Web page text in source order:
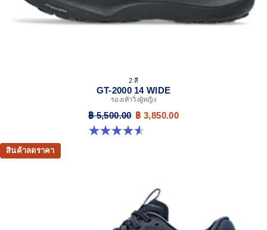
Softer, updated version of our GEL™ technology.
Approximately 65% softer vs standard GEL™ technology.
OrthoLite™ X-30 sockliner
Sockliner that provides cushioning performance and
moisture management for a cooler, dryer environment.
AHAR™ LO heel plug rubber
A lower-density rubber placed in key areas of the outsole for
reliable grip and traction without sacrificing durability.
At least 50% of the shoe's main upper material is made
with recycled content to reduce waste and carbon
2 สี
GT-2000 14 WIDE
รองเท้าวิ่งผู้หญิง
฿ 5,500.00 ฿ 3,850.00
4.5 จาก 5 ดาว 13 รีวิว
สินค้าลดราคา